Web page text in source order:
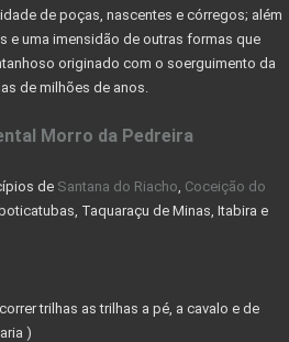
(CAR) -
OU TERRENO PARA COMPRAR
Limitada (LLC)
FAMILIAR - CONHEÇA
DE PONTE RIO DAS VELHAS
DO CORRETOR DE IMÓVEIS
de poças, nascentes e córregos; além
e uma imensidão de outras formas que
originado com o soerguimento da
de milhões de anos.
Morro da Pedreira
de Santana do Riacho Coceição do
Taquaraçu de Minas, Itabira e
trilhas as trilhas a pé, a cavalo e de
)